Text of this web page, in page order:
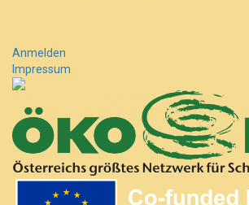
Anmelden
Impressum